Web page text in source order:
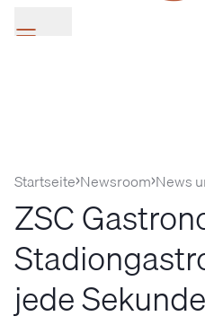
Startseite Newsroom News
ZSC
jede